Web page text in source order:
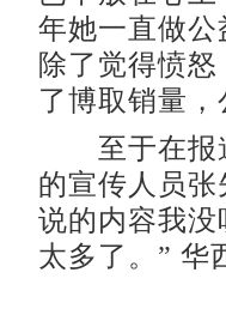
年她一直做
除了觉得愤
了博取销量
至于在报道
的宣传人员
说的内容我
太多了。” 华